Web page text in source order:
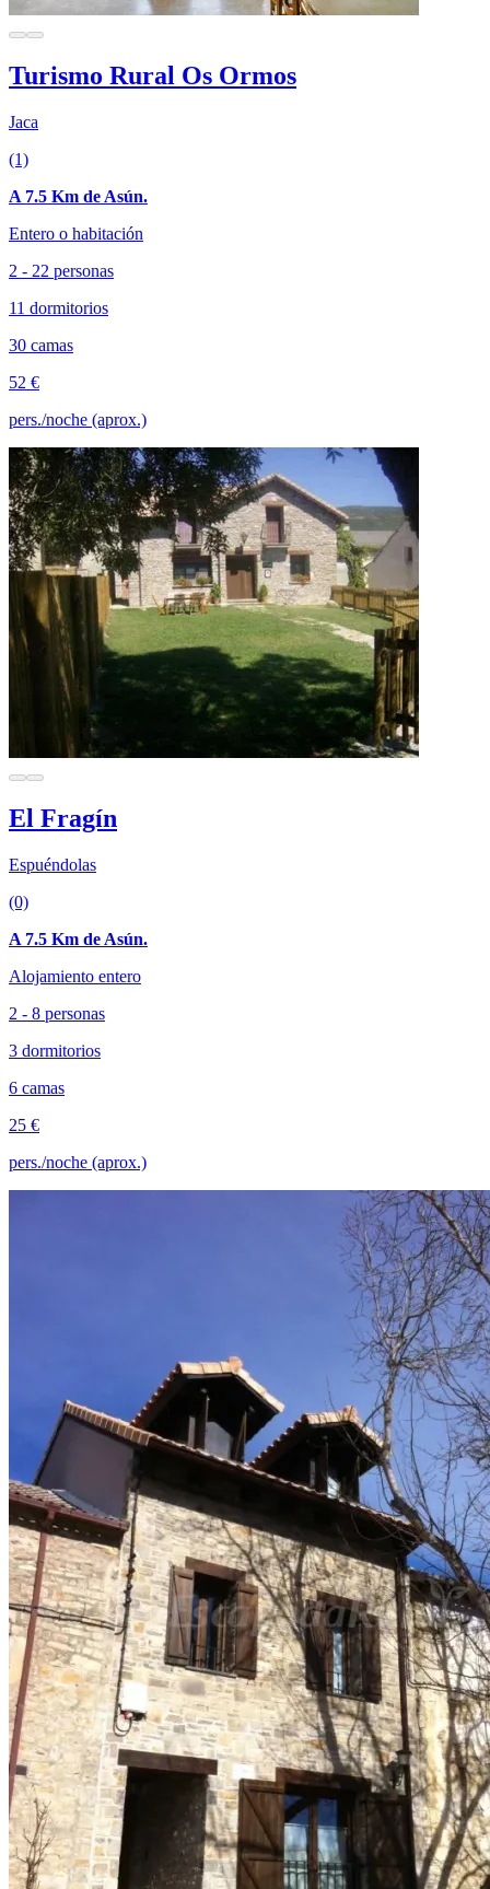
Turismo Rural Os Ormos
Jaca
(1)
A 7.5 Km de Asún.
Entero o habitación
2 - 22 personas
11 dormitorios
30 camas
52 €
pers./noche (aprox.)
El Fragín
Espuéndolas
(0)
A 7.5 Km de Asún.
Alojamiento entero
2 - 8 personas
3 dormitorios
6 camas
25 €
pers./noche (aprox.)